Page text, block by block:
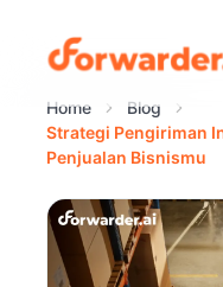
Home
Blog
Strategi Pengiriman
Penjualan Bisnismu